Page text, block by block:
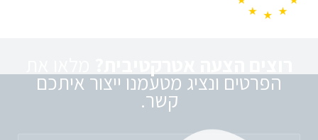
הפרטים ונציג מטעמנו ייצור איתכם
קשר.